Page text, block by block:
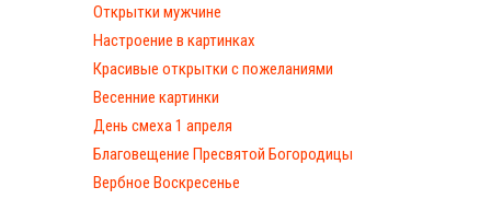
Открытки мужчине
Настроение в картинках
Красивые открытки с пожеланиями
Весенние картинки
День смеха 1 апреля
Благовещение Пресвятой Богородицы
Вербное Воскресенье